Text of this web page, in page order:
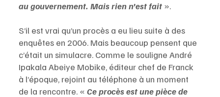
au gouvernement. Mais rien n’est fait ».
S’il est vrai qu’un procès a eu lieu suite à des
enquêtes en 2006. Mais beaucoup pensent que
c’était un simulacre. Comme le souligne André
Ipakala Abeiye Mobike, éditeur chef de Franck
à l’époque, rejoint au téléphone à un moment
de la rencontre. « Ce procès est une pièce de